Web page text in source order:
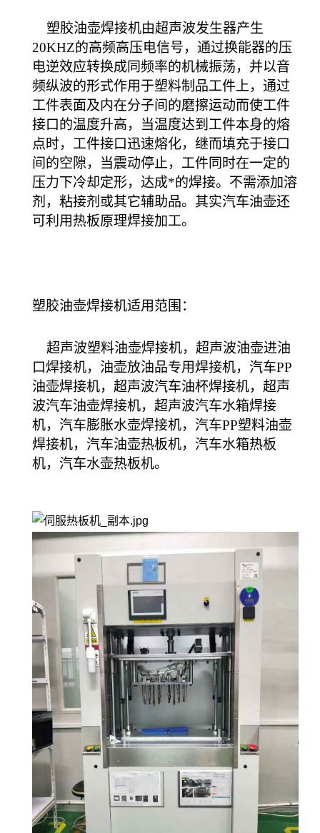
塑胶油壶焊接机由超声波发生器产生
20KHZ的高频高压电信号，通过换能器的压
电逆效应转换成同频率的机械振荡，并以音
频纵波的形式作用于塑料制品工件上，通过
工件表面及内在分子间的磨擦运动而使工件
接口的温度升高，当温度达到工件本身的熔
点时，工件接口迅速熔化，继而填充于接口
间的空隙，当震动停止，工件同时在一定的
压力下冷却定形，达成*的焊接。不需添加溶
剂，粘接剂或其它辅助品。其实汽车油壶还
可利用热板原理焊接加工。
塑胶油壶焊接机适用范围：
超声波塑料油壶焊接机，超声波油壶进油
口焊接机，油壶放油品专用焊接机，汽车PP
油壶焊接机，超声波汽车油杯焊接机，超声
波汽车油壶焊接机，超声波汽车水箱焊接
机，汽车膨胀水壶焊接机，汽车PP塑料油壶
焊接机，汽车油壶热板机，汽车水箱热板
机，汽车水壶热板机。